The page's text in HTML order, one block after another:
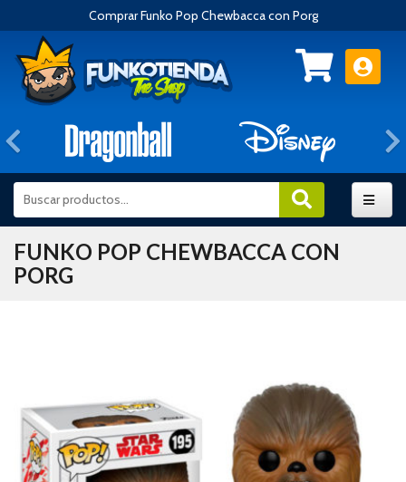
Comprar Funko Pop Chewbacca con Porg
Anterior
FUNKO POP CHEWBACCA CON
PORG